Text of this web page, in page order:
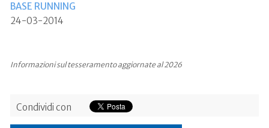
BASE RUNNING
24-03-2014
Informazioni sul tesseramento aggiornate al 2026
Condividi con